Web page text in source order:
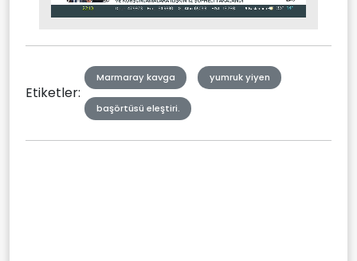
Mute Stream
Etiketler:
Marmaray kavga yumruk yiyen
başörtüsü eleştiri.